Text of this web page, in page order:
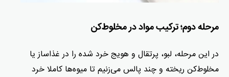
مرحله دوم؛ ترکیب مواد در مخلوط‌کن
در این مرحله، لبو، پرتقال و هویج خرد شده را در غذاساز یا
مخلوط‌کن ریخته و چند پالس می‌زنیم تا میوه‌ها کاملا خرد